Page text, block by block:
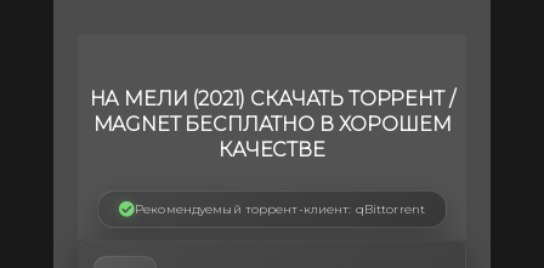
НА МЕЛИ (2021) СКАЧАТЬ ТОРРЕНТ /
MAGNET БЕСПЛАТНО В ХОРОШЕМ
КАЧЕСТВЕ
Рекомендуемый торрент-клиент: qBittorrent